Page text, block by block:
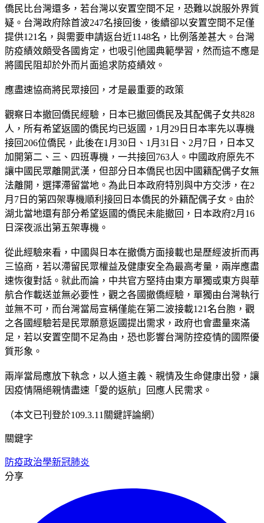
僑民比台灣還多，若台灣以安置空間不足，恐難以說服外界質
疑。台灣政府除首波247名接回後，後續卻以安置空間不足僅
提供121名，與需要申請返台近1148名，比例落差甚大。台灣
防疫績效頗受各國肯定，也吸引他國典範學習，然而這不應是
將國民阻却於外而片面追求防疫績效。
應盡速協商將民眾接回，才是最重要的政策
觀察日本撤回僑民經驗，日本已撤回僑民及其配偶子女共828
人，所有希望返國的僑民均已返國，1月29日日本率先以專機
接回206位僑民，此後在1月30日、1月31日、2月7日，日本又
加開第二、三、四班專機，一共接回763人。中國政府原先不
讓中國民眾離開武漢，但部分日本僑民也因中國籍配偶子女無
法離開，選擇滯留當地。為此日本政府特別與中方交涉，在2
月7日的第四架專機順利接回日本僑民的外籍配偶子女。由於
湖北當地還有部分希望返國的僑民未能撤回，日本政府2月16
日深夜派出第五架專機。
從此經驗來看，中國與日本在撤僑方面接載也是歷經波折而再
三協商，若以滯留民眾權益及健康安全為最高考量，兩岸應盡
速恢復對話。就此而論，中共官方堅持由東方單獨或東方與華
航合作載送並無必要性，觀之各國撤僑經驗，單獨由台灣執行
並無不可，而台灣當局宣稱僅能在第二波接載121名台胞，觀
之各國經驗若是民眾願意返國提出需求，政府也會盡量來滿
足，若以安置空間不足為由，恐也影響台灣防控疫情的國際優
質形象。
兩岸當局應放下執念，以人道主義、親情及生命健康出發，讓
因疫情隔絕親情盡速「愛的返航」回應人民需求。
（本文已刊登於109.3.11關鍵評論網）
關鍵字
防疫政治學新冠肺炎
分享